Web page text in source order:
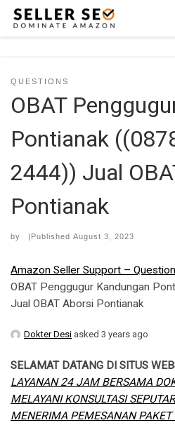
Skip to content
QUESTIONS
OBAT
Pontianak
2444)) Jual
Pontianak
by |Published August 3, 2023
Amazon Seller Support –
OBAT Penggugur Kandungan
Jual OBAT Aborsi Pontianak
Dokter Desi asked 3 years ago
SELAMAT DATANG DI SITUS
LAYANAN 24 JAM BERSAMA
MELAYANI KONSULTASI
MENERIMA PEMESANAN PAKET